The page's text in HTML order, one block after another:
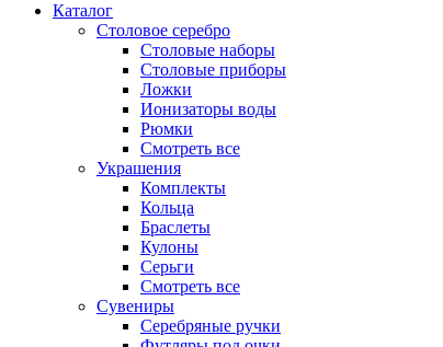
Каталог
Столовое серебро
Столовые наборы
Столовые приборы
Ложки
Ионизаторы воды
Рюмки
Смотреть все
Украшения
Комплекты
Кольца
Браслеты
Кулоны
Серьги
Смотреть все
Сувениры
Серебряные ручки